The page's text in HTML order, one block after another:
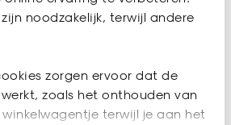
noodzakelijk, terwijl andere
zorgen ervoor dat de
zoals het onthouden van
terwijl je aan het
buiten kiezen?